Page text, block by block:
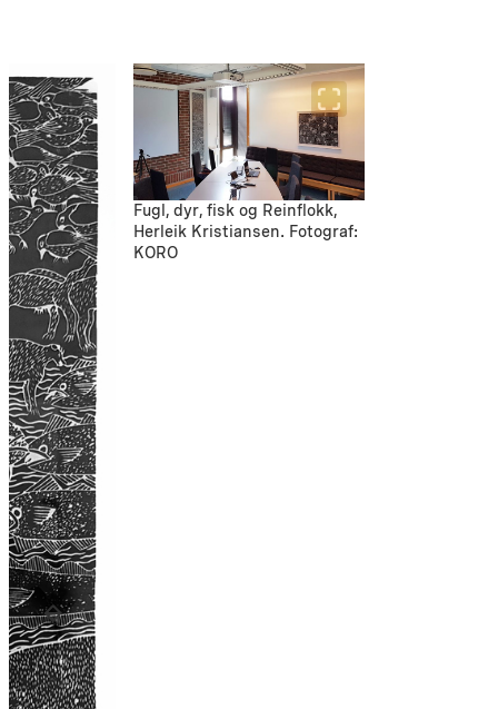
Fugl, dyr, fisk og Reinflokk,
Herleik Kristiansen. Fotograf:
KORO